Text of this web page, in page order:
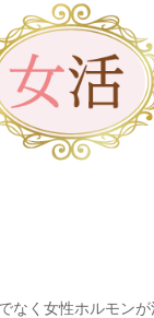
なく女性ホルモン